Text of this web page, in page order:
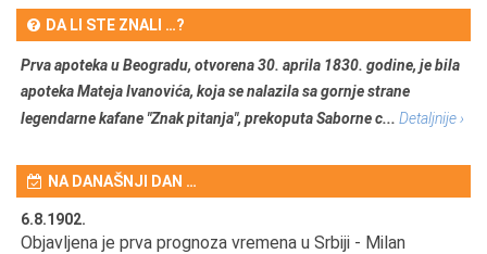
DA LI STE ZNALI …?
Prva apoteka u Beogradu, otvorena 30. aprila 1830. godine, je bila
apoteka Mateja Ivanovića, koja se nalazila sa gornje strane
legendarne kafane "Znak pitanja", prekoputa Saborne c... Detaljnije ›
NA DANAŠNJI DAN …
6.8.1902.
Objavljena je prva prognoza vremena u Srbiji - Milan